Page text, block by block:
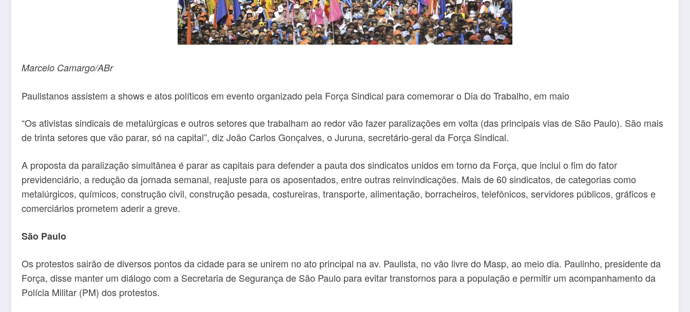
Marcelo Camargo/ABr
Paulistanos assistem a shows e atos políticos em evento organizado pela Força Sindical para comemorar o Dia do Trabalho, em maio
“Os ativistas sindicais de metalúrgicas e outros setores que trabalham ao redor vão fazer paralizações em volta (das principais vias de São Paulo). São mais
de trinta setores que vão parar, só na capital”, diz João Carlos Gonçalves, o Juruna, secretário-geral da Força Sindical.
A proposta da paralização simultânea é parar as capitais para defender a pauta dos sindicatos unidos em torno da Força, que inclui o fim do fator
previdenciário, a redução da jornada semanal, reajuste para os aposentados, entre outras reinvindicações. Mais de 60 sindicatos, de categorias como
metalúrgicos, químicos, construção civil, construção pesada, costureiras, transporte, alimentação, borracheiros, telefônicos, servidores públicos, gráficos e
comerciários prometem aderir a greve.
São Paulo
Os protestos sairão de diversos pontos da cidade para se unirem no ato principal na av. Paulista, no vão livre do Masp, ao meio dia. Paulinho, presidente da
Força, disse manter um diálogo com a Secretaria de Segurança de São Paulo para evitar transtornos para a população e permitir um acompanhamento da
Polícia Militar (PM) dos protestos.